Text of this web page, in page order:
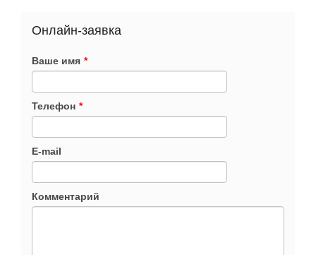
Онлайн-заявка
Ваше имя *
Телефон *
E-mail
Комментарий